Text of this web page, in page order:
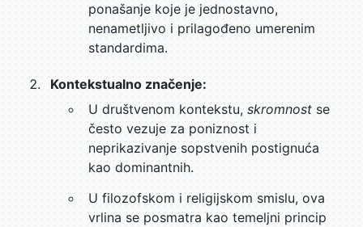
ponašanje koje je jednostavno,
nenametljivo i prilagođeno umerenim
standardima.
Kontekstualno značenje:
U društvenom kontekstu, skromnostse
često vezuje za poniznost i
neprikazivanje sopstvenih postignuća
kao dominantnih.
U filozofskom i religijskom smislu, ova
vrlina se posmatra kao temeljni princip